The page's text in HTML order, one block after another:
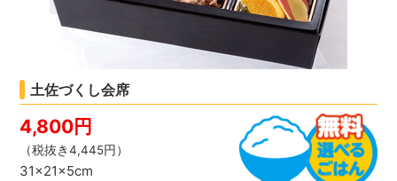
土佐づくし会席
4,800円
（税抜き4,445円）
31×21×5cm